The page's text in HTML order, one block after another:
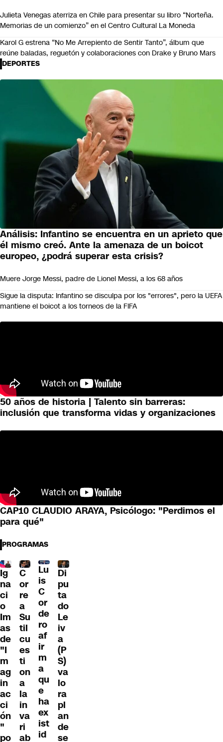
Julieta Venegas aterriza en Chile para presentar su libro “Norteña.
Memorias de un comienzo” en el Centro Cultural La Moneda
Karol G estrena “No Me Arrepiento de Sentir Tanto”, álbum que
reúne baladas, reguetón y colaboraciones con Drake y Bruno Mars
DEPORTES
Análisis: Infantino se encuentra en un aprieto que
él mismo creó. Ante la amenaza de un boicot
europeo, ¿podrá superar esta crisis?
Muere Jorge Messi, padre de Lionel Messi, a los 68 años
Sigue la disputa: Infantino se disculpa por los "errores", pero la UEFA
mantiene el boicot a los torneos de la FIFA
50 años de historia | Talento sin barreras:
inclusión que transforma vidas y organizaciones
CAP10 CLAUDIO ARAYA, Psicólogo: "Perdimos el
para qué"
PROGRAMAS
Ig
na
ci
o
Im
as
de
"I
m
ag
in
ac
ci
ón
"
po
C
or
re
a
Su
til
cu
es
ti
on
a
la
in
va
ri
ab
Lu
is
C
or
de
ro
af
ir
m
a
qu
e
ha
ex
ist
id
Di
pu
ta
do
Le
iv
a
(P
S)
va
lo
ra
pl
an
de
se